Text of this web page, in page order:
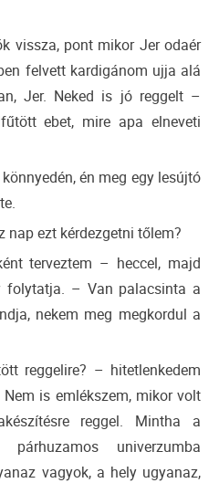
vissza, pont mikor Jer odaér
felvett kardigánom ujja alá
Jer. Neked is jó reggelt –
ebet, mire apa elneveti
én meg egy lesújtó
nap ezt kérdezgetni tőlem?
terveztem – heccel, majd
folytatja. – Van palacsinta a
nekem meg megkordul a
reggelire? – hitetlenkedem
is emlékszem, mikor volt
reggel. Mintha a
univerzumba
vagyok, a hely ugyanaz,